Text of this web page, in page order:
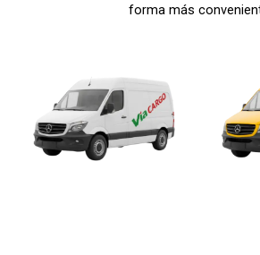
forma más